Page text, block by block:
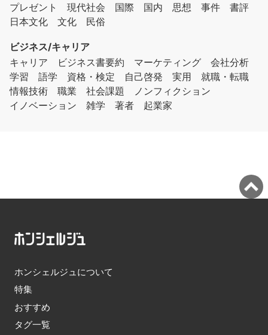
プレゼント
現代社会 国際 国内 思想 事件
書評
日本文化
文化 民俗
ビジネス/キャリア
キャリア
ビジネス書要約 マーケティング
会社分析
学習
語学 資格・検定 自己啓発 実用
就職・転職
情報技術
職業 社会課題
ノンフィクション
イノベーション
雑学 著者 起業家
ホンシェルジュについて
特集
おすすめ
タグ一覧